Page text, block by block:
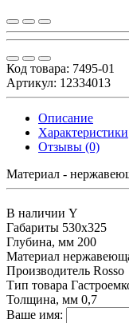
Код товара: 7495-01
Артикул: 12334013
Описание
Характеристики
Отзывы (0)
Материал -
В наличии Y
Габариты 530х325
Глубина, мм 200
Материал
Производитель Rosso
Тип товара
Толщина, мм 0,7
Ваше имя: